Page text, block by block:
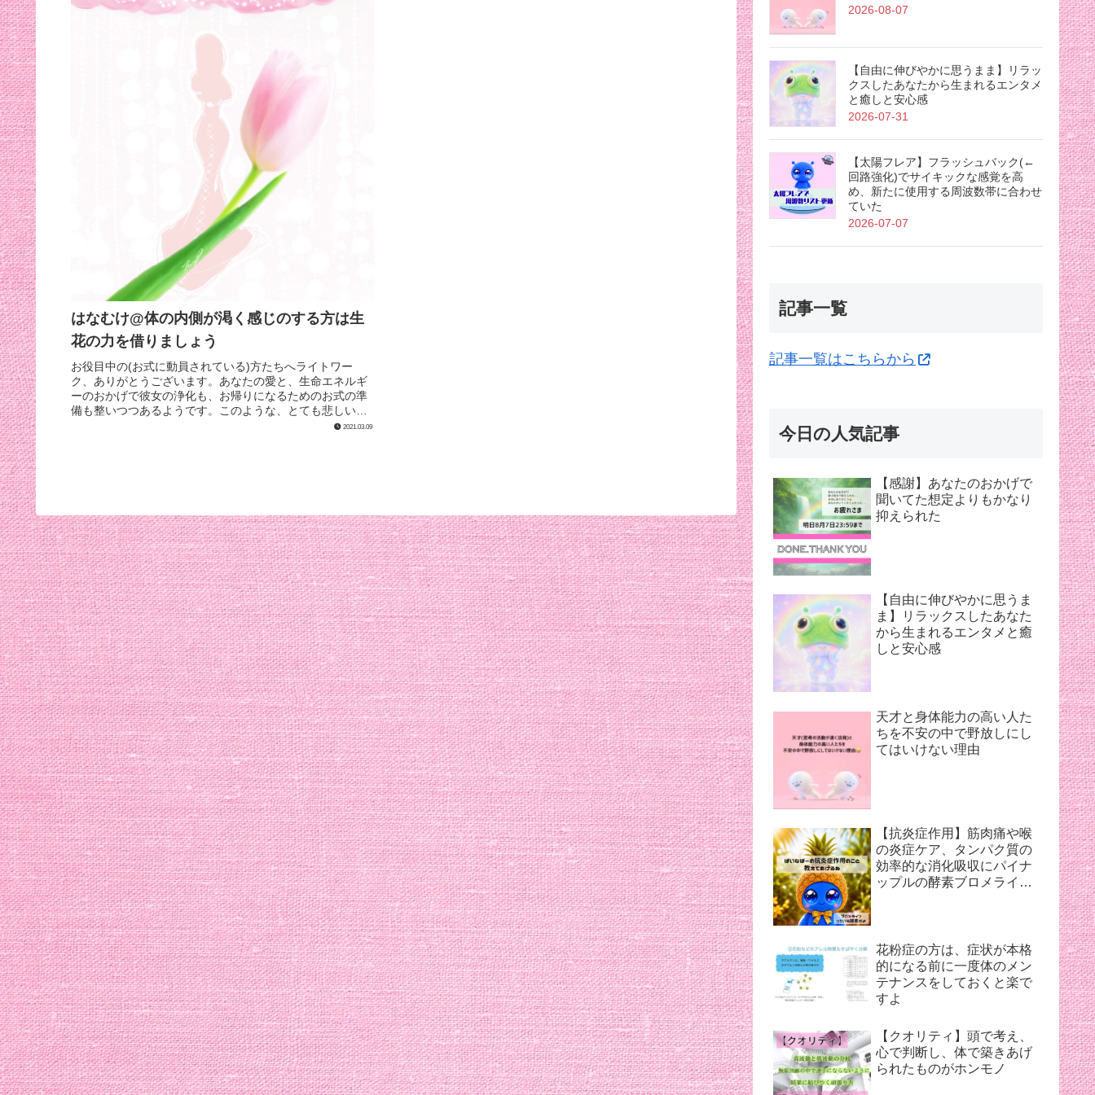
はなむけ@体の内側が渇く感じのする方は生
花の力を借りましょう
お役目中の(お式に動員されている)方たちへライトワー
ク、ありがとうございます。あなたの愛と、生命エネルギ
ーのおかげで彼女の浄化も、お帰りになるためのお式の準
備も整いつつあるようです。このような、とても悲しい結
2021.03.09
2026-08-07
【自由に伸びやかに思うまま】リラッ
クスしたあなたから生まれるエンタメ
と癒しと安心感
2026-07-31
【太陽フレア】フラッシュバック(←
回路強化)でサイキックな感覚を高
め、新たに使用する周波数帯に合わせ
ていた
2026-07-07
記事一覧
記事一覧はこちらから
今日の人気記事
【感謝】あなたのおかげで
聞いてた想定よりもかなり
抑えられた
【自由に伸びやかに思うま
ま】リラックスしたあなた
から生まれるエンタメと癒
しと安心感
天才と身体能力の高い人た
ちを不安の中で野放しにし
てはいけない理由
【抗炎症作用】筋肉痛や喉
の炎症ケア、タンパク質の
効率的な消化吸収にパイナ
ップルの酵素ブロメライン
花粉症の方は、症状が本格
的になる前に一度体のメン
テナンスをしておくと楽で
すよ
【クオリティ】頭で考え、
心で判断し、体で築きあげ
られたものがホンモノ